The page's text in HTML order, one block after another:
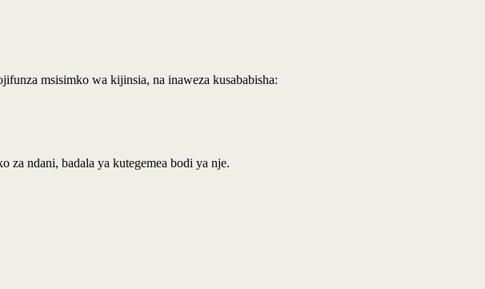
msisimko wa kijinsia, na inaweza kusababisha:
za ndani, badala ya kutegemea bodi ya nje.